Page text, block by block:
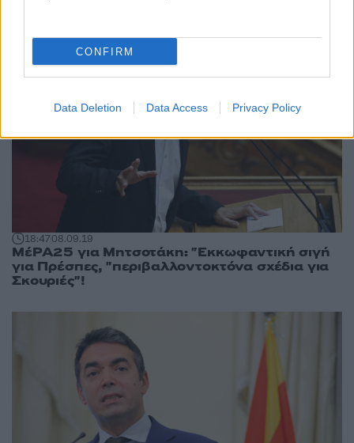
CONFIRM
Data Deletion Data Access Privacy Policy
18:4708.09.19
ΜέΡΑ25 για Μητσοτάκη: "Εκκωφαντική σιγή
για Πρέσπες, "περιβαλλοντοκτόνα σχέδια για
Σκουριές"!